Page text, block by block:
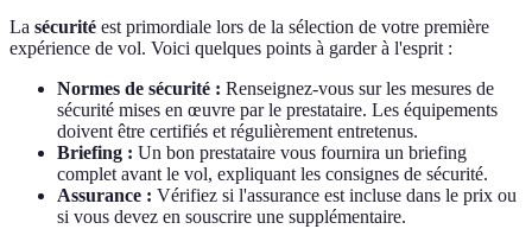
La sécurité est primordiale lors de la sélection de votre première
expérience de vol. Voici quelques points à garder à l'esprit :
Normes de sécurité : Renseignez-vous sur les mesures de
sécurité mises en œuvre par le prestataire. Les équipements
doivent être certifiés et régulièrement entretenus.
Briefing : Un bon prestataire vous fournira un briefing
complet avant le vol, expliquant les consignes de sécurité.
Assurance : Vérifiez si l'assurance est incluse dans le prix ou
si vous devez en souscrire une supplémentaire.